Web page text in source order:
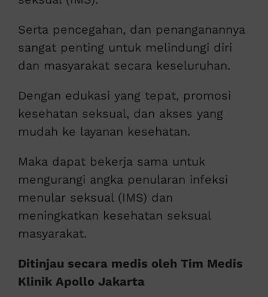
Serta pencegahan, dan penanganannya
sangat penting untuk melindungi diri
dan masyarakat secara keseluruhan.
Dengan edukasi yang tepat, promosi
kesehatan seksual, dan akses yang
mudah ke layanan kesehatan.
Maka dapat bekerja sama untuk
mengurangi angka penularan infeksi
menular seksual (IMS) dan
meningkatkan kesehatan seksual
masyarakat.
Ditinjau secara medis oleh Tim Medis
Klinik Apollo Jakarta